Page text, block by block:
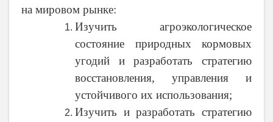
на мировом рынке:
Изучить агроэкологическое
состояние природных кормовых
угодий и разработать стратегию
восстановления, управления и
устойчивого их использования;
Изучить и разработать стратегию